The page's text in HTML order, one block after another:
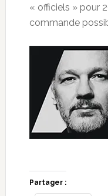
« officiels » pour
commande
Partager :